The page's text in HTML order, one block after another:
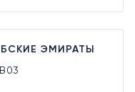
ЭМИРАТЫ